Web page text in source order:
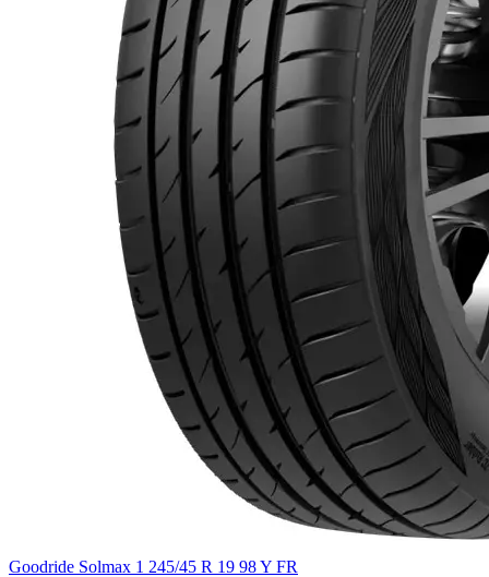
Goodride Solmax 1 245/45 R 19 98 Y FR